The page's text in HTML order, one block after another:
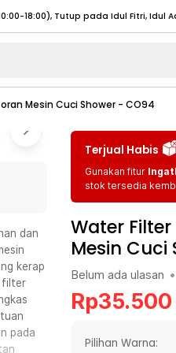
- 20:00), Tutup pada Idul Fitri
(08:00 - 17:00) Selengkapnya
(08:00 - 17:00) Selengkapnya
20:00), Tutup pada Idul Fitri
20:00), Tutup pada Idul Fitri
- 20:00), Tutup pada Idul Fitri
(08:00 - 17:00) Selengkapnya
(08:00 - 17:00)
Mesin Cuci Shower - CO94
dan
kerap
filter
pada
Terjual Habis
Gunakan fitur
stok tersedia
Water
Mesin Cuci
Belum ada ulasan •
Rp35.500
Pilihan Warna: